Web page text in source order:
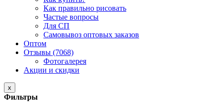
Как правильно рисовать
Частые вопросы
Для СП
Самовывоз оптовых заказов
Оптом
Отзывы (7068)
Фотогалерея
Акции и скидки
x
Фильтры